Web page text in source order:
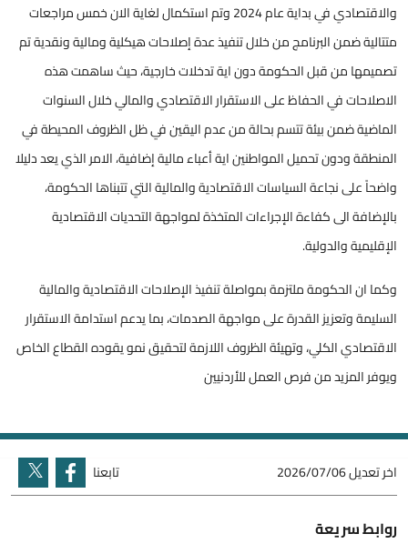
والاقتصادي في بداية عام 2024 وتم استكمال لغاية الان خمس مراجعات
متتالية ضمن البرنامج من خلال تنفيذ عدة إصلاحات هيكلية ومالية ونقدية تم
تصميمها من قبل الحكومة دون اية تدخلات خارجية، حيث ساهمت هذه
الاصلاحات في الحفاظ على الاستقرار الاقتصادي والمالي خلال السنوات
الماضية ضمن بيئة تتسم بحالة من عدم اليقين في ظل الظروف المحيطة في
المنطقة ودون تحميل المواطنين اية أعباء مالية إضافية، الامر الذي يعد دليلا
واضحاً على نجاعة السياسات الاقتصادية والمالية التي تتبناها الحكومة،
بالإضافة الى كفاءة الإجراءات المتخذة لمواجهة التحديات الاقتصادية
الإقليمية والدولية.
وكما ان الحكومة ملتزمة بمواصلة تنفيذ الإصلاحات الاقتصادية والمالية
السليمة وتعزيز القدرة على مواجهة الصدمات، بما يدعم استدامة الاستقرار
الاقتصادي الكلي، وتهيئة الظروف اللازمة لتحقيق نمو يقوده القطاع الخاص
ويوفر المزيد من فرص العمل للأردنيين
اخر تعديل2026/07/06 تابعنا
روابط سريعة